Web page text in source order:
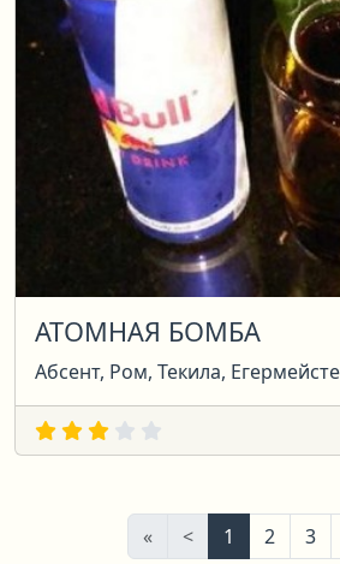
АТОМНАЯ БОМБА
Абсент, Ром, Текила,
«Первая
<Предыдущая
1 2 3